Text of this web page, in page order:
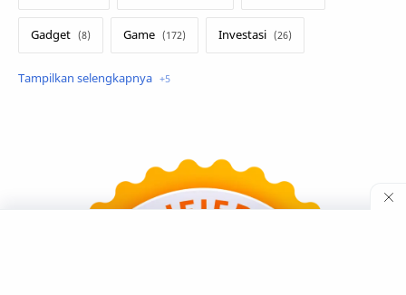
Gadget Game Investasi
Lirik Terjemahan